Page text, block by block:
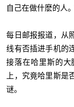
自己在做什麽的人
每日邮报报道，从
线有否插进手机的
接落在哈里斯的大
上，究竟哈里斯是
谜。